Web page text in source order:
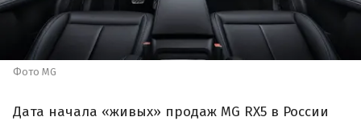
Фото MG
Дата начала «живых» продаж MG RX5 в России